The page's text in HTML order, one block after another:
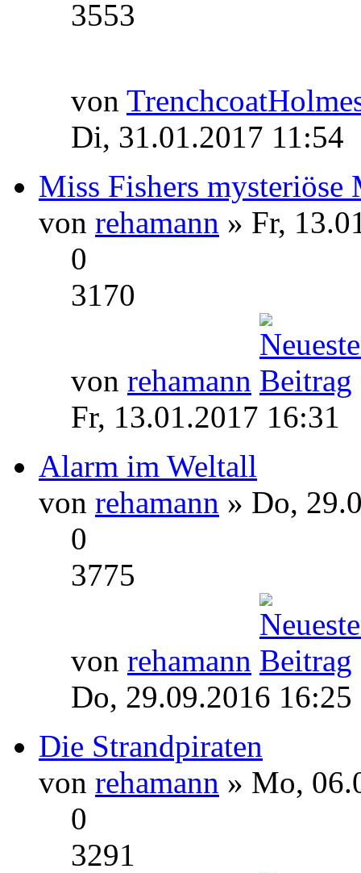
3553
von
Di, 31.01.2017 11:54
Miss Fishers mysteriöse
von rehamann » Fr,
0
3170
von rehamann
Fr, 13.01.2017 16:31
Alarm im Weltall
von rehamann » Do,
0
3775
von rehamann
Do, 29.09.2016 16:25
Die Strandpiraten
von rehamann » Mo,
0
3291